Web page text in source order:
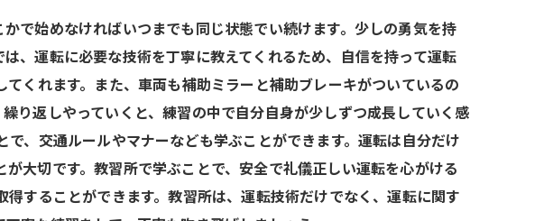
で始めなければいつまでも同じ状態でい続けます。少しの勇気を持
、運転に必要な技術を丁寧に教えてくれるため、自信を持って運転
くれます。また、車両も補助ミラーと補助ブレーキがついているの
り返しやっていくと、練習の中で自分自身が少しずつ成長していく感
、交通ルールやマナーなども学ぶことができます。運転は自分だけ
大切です。教習所で学ぶことで、安全で礼儀正しい運転を心がける
することができます。教習所は、運転技術だけでなく、運転に関す